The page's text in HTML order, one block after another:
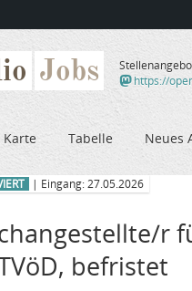
Jobs
https://
Karte Tabelle Neues
| Eingang: 27.05.2026
r
befristet